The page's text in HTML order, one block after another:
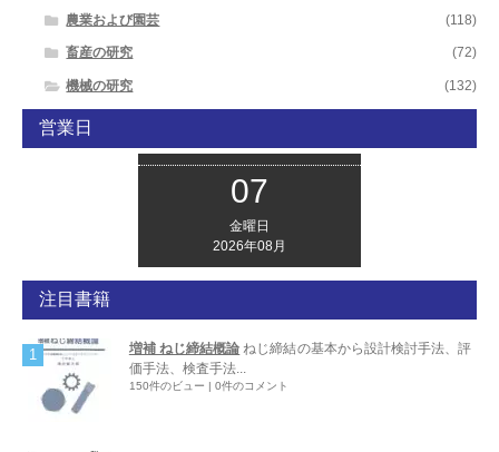
農業および園芸 (118)
畜産の研究 (72)
機械の研究 (132)
営業日
07
金曜日
2026年08月
注目書籍
増補 ねじ締結概論 ねじ締結の基本から設計検討手法、評
価手法、検査手法...
150件のビュー | 0件のコメント